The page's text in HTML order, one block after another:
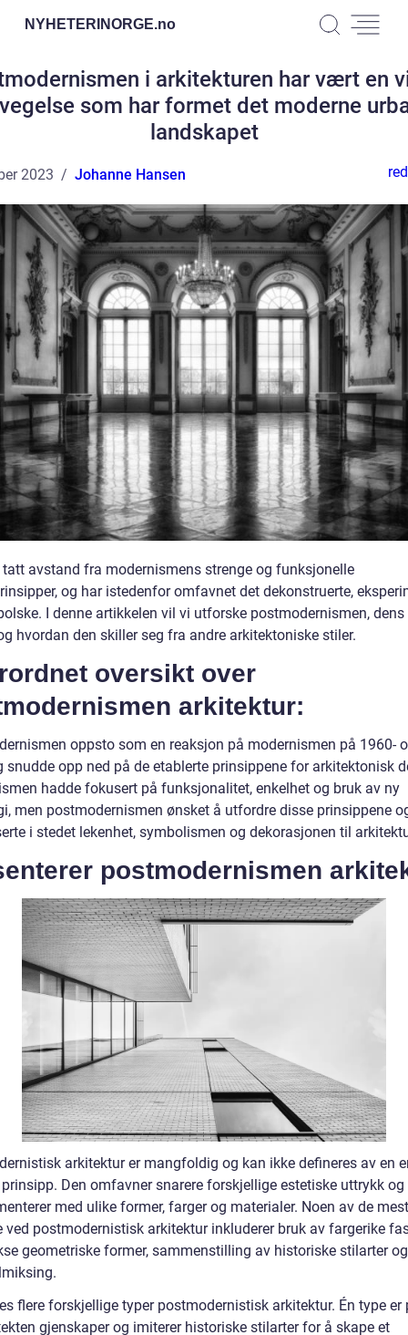
NYHETERINORGE.no
i arkitekturen har vært en
som har formet det moderne
landskapet
2023 Johanne Hansen
tatt avstand fra modernismens strenge og funksjonelle
og har istedenfor omfavnet det dekonstruerte,
I denne artikkelen vil vi utforske postmodernismen, dens
hvordan den skiller seg fra andre arkitektoniske stiler.
oversikt over
arkitektur:
oppsto som en reaksjon på modernismen på 1960-
snudde opp ned på de etablerte prinsippene for arkitektonisk
hadde fokusert på funksjonalitet, enkelhet og bruk av ny
men postmodernismen ønsket å utfordre disse prinsippene
i stedet lekenhet, symbolismen og dekorasjonen til
postmodernismen
arkitektur er mangfoldig og kan ikke defineres av en
Den omfavner snarere forskjellige estetiske uttrykk og
med ulike former, farger og materialer. Noen av de
ved postmodernistisk arkitektur inkluderer bruk av fargerike
geometriske former, sammenstilling av historiske stilarter og
flere forskjellige typer postmodernistisk arkitektur. Én type er
gjenskaper og imiterer historiske stilarter for å skape et